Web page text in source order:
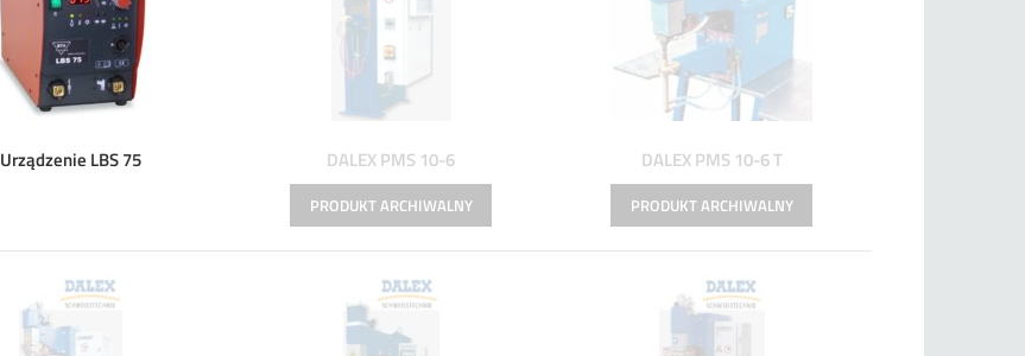
Urządzenie LBS 75 DALEX PMS 10-6 DALEX PMS 10-6 T